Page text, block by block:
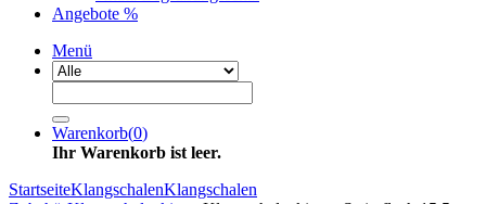
Angebote %
Menü
Warenkorb(0)
Ihr Warenkorb ist leer.
StartseiteKlangschalenKlangschalen